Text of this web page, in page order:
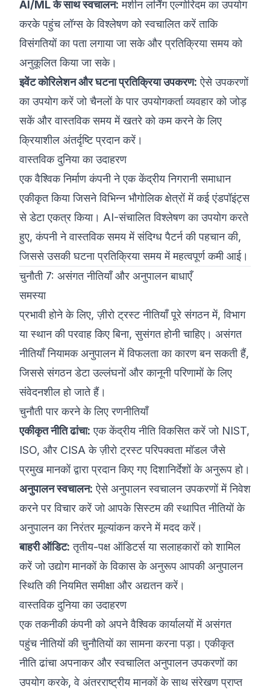
AI/ML के साथ स्वचालन: मशीन लर्निंग एल्गोरिदम का उपयोग
करके पहुंच लॉग्स के विश्लेषण को स्वचालित करें ताकि
विसंगतियों का पता लगाया जा सके और प्रतिक्रिया समय को
अनुकूलित किया जा सके।
इवेंट कोरिलेशन और घटना प्रतिक्रिया उपकरण: ऐसे उपकरणों
का उपयोग करें जो चैनलों के पार उपयोगकर्ता व्यवहार को जोड़
सकें और वास्तविक समय में खतरे को कम करने के लिए
क्रियाशील अंतर्दृष्टि प्रदान करें।
वास्तविक दुनिया का उदाहरण
एक वैश्विक निर्माण कंपनी ने एक केंद्रीय निगरानी समाधान
एकीकृत किया जिसने विभिन्न भौगोलिक क्षेत्रों में कई एंडपॉइंट्स
से डेटा एकत्र किया। AI-संचालित विश्लेषण का उपयोग करते
हुए, कंपनी ने वास्तविक समय में संदिग्ध पैटर्न की पहचान की,
जिससे उसकी घटना प्रतिक्रिया समय में महत्वपूर्ण कमी आई।
चुनौती 7: असंगत नीतियाँ और अनुपालन बाधाएँ
समस्या
प्रभावी होने के लिए, ज़ीरो ट्रस्ट नीतियाँ पूरे संगठन में, विभाग
या स्थान की परवाह किए बिना, सुसंगत होनी चाहिए। असंगत
नीतियाँ नियामक अनुपालन में विफलता का कारण बन सकती हैं,
जिससे संगठन डेटा उल्लंघनों और कानूनी परिणामों के लिए
संवेदनशील हो जाते हैं।
चुनौती पार करने के लिए रणनीतियाँ
एकीकृत नीति ढांचा: एक केंद्रीय नीति विकसित करें जो NIST,
ISO, और CISA के ज़ीरो ट्रस्ट परिपक्वता मॉडल जैसे
प्रमुख मानकों द्वारा प्रदान किए गए दिशानिर्देशों के अनुरूप हो।
अनुपालन स्वचालन: ऐसे अनुपालन स्वचालन उपकरणों में निवेश
करने पर विचार करें जो आपके सिस्टम की स्थापित नीतियों के
अनुपालन का निरंतर मूल्यांकन करने में मदद करें।
बाहरी ऑडिट: तृतीय-पक्ष ऑडिटर्स या सलाहकारों को शामिल
करें जो उद्योग मानकों के विकास के अनुरूप आपकी अनुपालन
स्थिति की नियमित समीक्षा और अद्यतन करें।
वास्तविक दुनिया का उदाहरण
एक तकनीकी कंपनी को अपने वैश्विक कार्यालयों में असंगत
पहुंच नीतियों की चुनौतियों का सामना करना पड़ा। एकीकृत
नीति ढांचा अपनाकर और स्वचालित अनुपालन उपकरणों का
उपयोग करके, वे अंतरराष्ट्रीय मानकों के साथ संरेखण प्राप्त